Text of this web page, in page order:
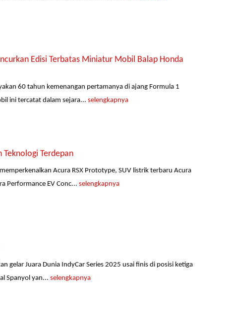
Edisi Terbatas Miniatur Mobil Balap Honda
60 tahun kemenangan pertamanya di ajang Formula 1
ini tercatat dalam sejara... selengkapnya
Teknologi Terdepan
Acura RSX Prototype, SUV listrik terbaru Acura
Performance EV Conc... selengkapnya
gelar Juara Dunia IndyCar Series 2025 usai finis di posisi ketiga
Spanyol yan... selengkapnya